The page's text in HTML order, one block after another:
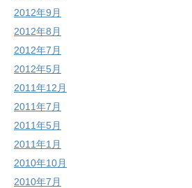
2012年9月
2012年8月
2012年7月
2012年5月
2011年12月
2011年7月
2011年5月
2011年1月
2010年10月
2010年7月